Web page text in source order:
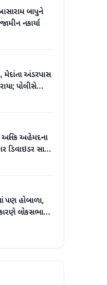
આસારામ બાપુને
નકાર્યા
મેદાંતા અંડરપાસ
પોલીસે
સલાહ
અતિક અહેમદના
ડિવાઇડર સાથે
થયું
પણ હોબાળા,
લોકસભા
સુધી સ્થગિત